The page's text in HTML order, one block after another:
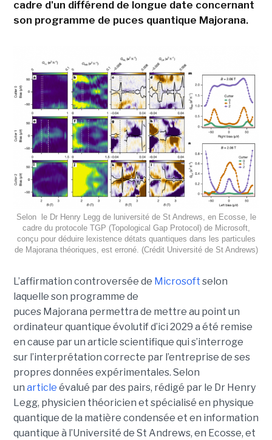
cadre d'un différend de longue date concernant
son programme de puces quantique Majorana.
Selon le Dr Henry Legg de luniversité de St Andrews, en Ecosse, le
cadre du protocole TGP (Topological Gap Protocol) de Microsoft,
conçu pour déduire lexistence détats quantiques dans les particules
de Majorana théoriques, est erroné. (Crédit Université de St Andrews)
L’affirmation controversée de Microsoft selon
laquelle son programme de
puces Majorana permettra de mettre au point un
ordinateur quantique évolutif d’ici 2029 a été remise
en cause par un article scientifique qui s’interroge
sur l’interprétation correcte par l’entreprise de ses
propres données expérimentales. Selon
un article évalué par des pairs, rédigé par le Dr Henry
Legg, physicien théoricien et spécialisé en physique
quantique de la matière condensée et en information
quantique à l’Université de St Andrews, en Ecosse, et